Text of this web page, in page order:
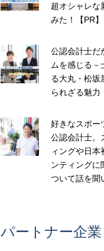
超オシャレな
みた！【PR】
公認会計士だ
ムを感じる－
る大丸・松坂
られざる魅力
好きなスポー
公認会計士。
ィングや日本
ンティングに
ついて話を聞
パートナー企業